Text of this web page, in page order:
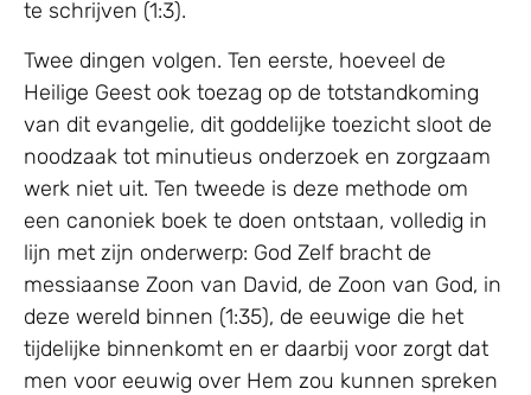
te schrijven (1:3).
Twee dingen volgen. Ten eerste, hoeveel de
Heilige Geest ook toezag op de totstandkoming
van dit evangelie, dit goddelijke toezicht sloot de
noodzaak tot minutieus onderzoek en zorgzaam
werk niet uit. Ten tweede is deze methode om
een canoniek boek te doen ontstaan, volledig in
lijn met zijn onderwerp: God Zelf bracht de
messiaanse Zoon van David, de Zoon van God, in
deze wereld binnen (1:35), de eeuwige die het
tijdelijke binnenkomt en er daarbij voor zorgt dat
men voor eeuwig over Hem zou kunnen spreken